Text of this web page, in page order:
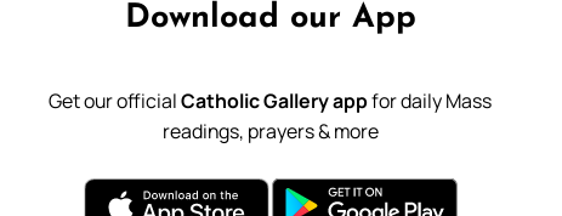
Download our App
Get our officialCatholic Gallery appfor daily Mass
readings, prayers & more